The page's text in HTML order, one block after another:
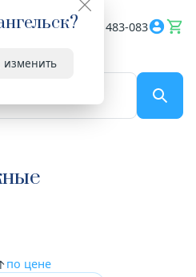
?
изменить
8182 483-083
по цене